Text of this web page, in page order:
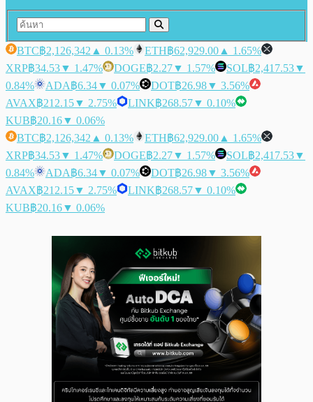
BTC฿2,126,342 ▲ 0.13% ETH฿62,929.00 ▲ 1.65%
XRP฿34.53▼ 1.47% DOGE฿2.27▼ 1.57% SOL฿2,417.53▼
0.84%
ADA฿6.34▼ 0.07% DOT฿26.98▼ 3.56%
AVAX฿212.15▼ 2.75% LINK฿268.57▼ 0.10%
KUB฿20.16▼ 0.06%
BTC฿2,126,342 ▲ 0.13% ETH฿62,929.00 ▲ 1.65%
XRP฿34.53▼ 1.47% DOGE฿2.27▼ 1.57% SOL฿2,417.53▼
0.84%
ADA฿6.34▼ 0.07% DOT฿26.98▼ 3.56%
AVAX฿212.15▼ 2.75% LINK฿268.57▼ 0.10%
KUB฿20.16▼ 0.06%